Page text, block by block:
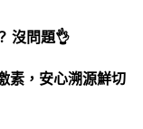
沒問題👌
素，安心溯源鮮切